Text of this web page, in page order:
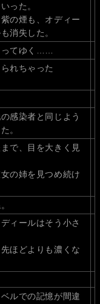
った。
の煙も、オディー
消失した。
てゆく……
れちゃった
感染者と同じよう
。
で、目を大きく見
の姉を見つめ続け
ィールはそう小さ
ほどよりも濃くな
ルでの記憶が間違